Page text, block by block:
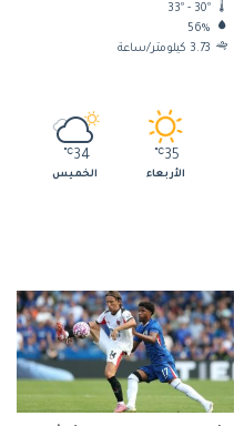
33º - 30º
56%
3.73 كيلومتر/ساعة
35
℃
الأربعاء
34
℃
الخميس